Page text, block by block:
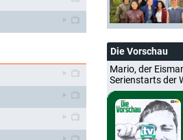
Die Vorschau
Mario, der
Serienstarts der